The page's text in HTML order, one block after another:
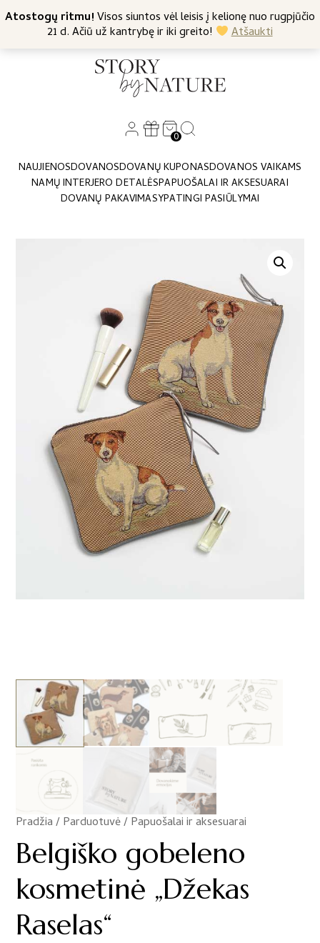
Atostogų ritmu!Visos siuntos vėl leisis į kelionę nuo rugpjūčio
21 d. Ačiū už kantrybę ir iki greito!
Atšaukti
Nemokamas siuntimas nuo 45 Eur +370 682 57369
0
NAUJIENOSDOVANOSDOVANŲ KUPONASDOVANOS VAIKAMS
NAMŲ INTERJERO DETALĖSPAPUOŠALAI IR AKSESUARAI
DOVANŲ PAKAVIMASYPATINGI PASIŪLYMAI
Pradžia/Parduotuvė/Papuošalai ir aksesuarai
/
Belgiško gobeleno
kosmetinė „Džekas
Raselas“